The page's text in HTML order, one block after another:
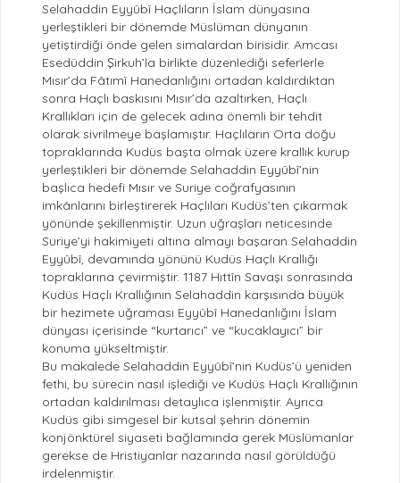
Selahaddin Eyyûbî Haçlıların İslam dünyasına
yerleştikleri bir dönemde Müslüman dünyanın
yetiştirdiği önde gelen simalardan birisidir. Amcası
Esedüddin Şirkuh’la birlikte düzenlediği seferlerle
Mısır’da Fâtımî Hanedanlığını ortadan kaldırdıktan
sonra Haçlı baskısını Mısır’da azaltırken, Haçlı
Krallıkları için de gelecek adına önemli bir tehdit
olarak sivrilmeye başlamıştır. Haçlıların Orta doğu
topraklarında Kudüs başta olmak üzere krallık kurup
yerleştikleri bir dönemde Selahaddin Eyyûbî’nin
başlıca hedefi Mısır ve Suriye coğrafyasının
imkânlarını birleştirerek Haçlıları Kudüs’ten çıkarmak
yönünde şekillenmiştir. Uzun uğraşları neticesinde
Suriye’yi hakimiyeti altına almayı başaran Selahaddin
Eyyûbî, devamında yönünü Kudüs Haçlı Krallığı
topraklarına çevirmiştir. 1187 Hıttîn Savaşı sonrasında
Kudüs Haçlı Krallığının Selahaddin karşısında büyük
bir hezimete uğraması Eyyûbî Hanedanlığını İslam
dünyası içerisinde “kurtarıcı” ve “kucaklayıcı” bir
konuma yükseltmiştir.
Bu makalede Selahaddin Eyyûbî’nin Kudüs’ü yeniden
fethi, bu sürecin nasıl işlediği ve Kudüs Haçlı Krallığının
ortadan kaldırılması detaylıca işlenmiştir. Ayrıca
Kudüs gibi simgesel bir kutsal şehrin dönemin
konjönktürel siyaseti bağlamında gerek Müslümanlar
gerekse de Hristiyanlar nazarında nasıl görüldüğü
irdelenmiştir.